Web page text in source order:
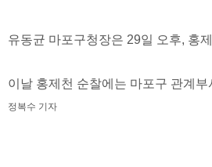
유동균 마포구청장은 29일 오후, 홍
이날 홍제천 순찰에는 마포구 관계
정복수 기자